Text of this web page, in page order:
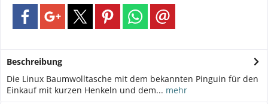
Beschreibung
Die Linux Baumwolltasche mit dem bekannten Pinguin für den
Einkauf mit kurzen Henkeln und dem... mehr